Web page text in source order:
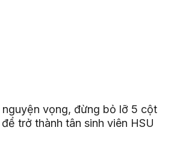
nguyện vọng, đừng bỏ lỡ 5 cột
trở thành tân sinh viên HSU